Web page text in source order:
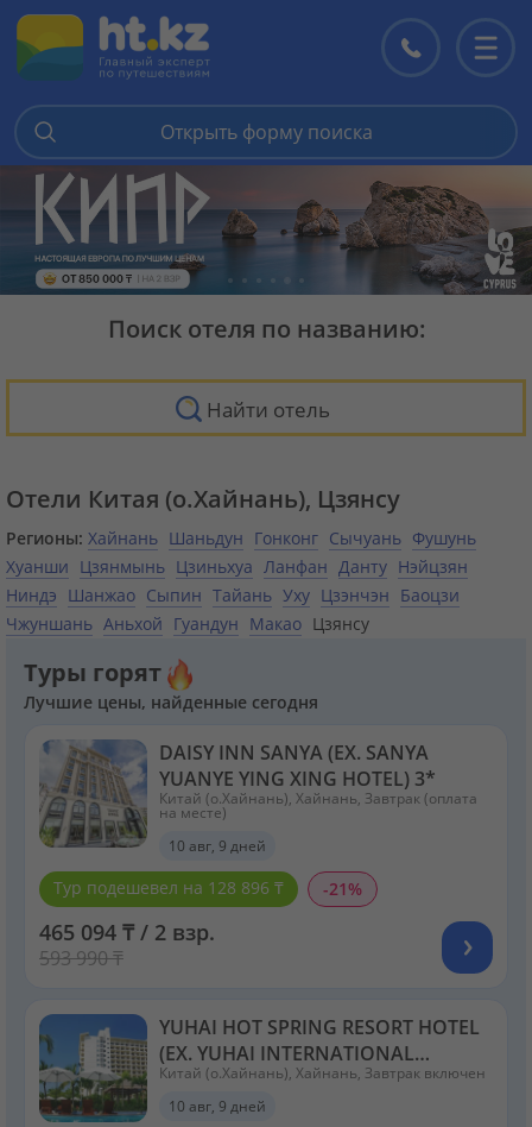
Контакты
Открыть форму поиска
Поиск отеля по названию:
Найти отель
Отели Китая (о.Хайнань), Цзянсу
Регионы: Хайнань Шаньдун Гонконг Сычуань Фушунь
Хуанши Цзянмынь Цзиньхуа Ланфан Данту Нэйцзян
Ниндэ Шанжао Сыпин Тайань Уху Цзэнчэн Баоцзи
Чжуншань Аньхой Гуандун Макао Цзянсу
Туры горят
Лучшие цены, найденные сегодня
DAISY INN SANYA (EX. SANYA
YUANYE YING XING HOTEL) 3*
Китай (о.Хайнань), Хайнань, Завтрак (оплата
на месте)
10 авг, 9 дней
Тур подешевел на 128 896 ₸ -21%
465 094 ₸ / 2 взр.
593 990 ₸
YUHAI HOT SPRING RESORT HOTEL
(EX. YUHAI INTERNATIONAL
RESORT) 4*
Китай (о.Хайнань), Хайнань, Завтрак включен
10 авг, 9 дней